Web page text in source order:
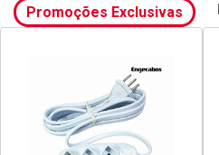
Promoções Exclusivas